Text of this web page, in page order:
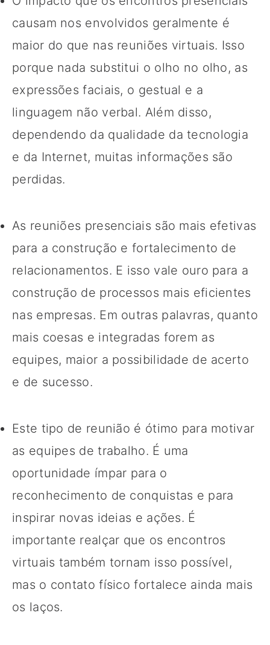
causam nos envolvidos geralmente é
maior do que nas reuniões virtuais. Isso
porque nada substitui o olho no olho, as
expressões faciais, o gestual e a
linguagem não verbal. Além disso,
dependendo da qualidade da tecnologia
e da Internet, muitas informações são
perdidas.
As reuniões presenciais são mais efetivas
para a construção e fortalecimento de
relacionamentos. E isso vale ouro para a
construção de processos mais eficientes
nas empresas. Em outras palavras, quanto
mais coesas e integradas forem as
equipes, maior a possibilidade de acerto
e de sucesso.
Este tipo de reunião é ótimo para motivar
as equipes de trabalho. É uma
oportunidade ímpar para o
reconhecimento de conquistas e para
inspirar novas ideias e ações. É
importante realçar que os encontros
virtuais também tornam isso possível,
mas o contato físico fortalece ainda mais
os laços.